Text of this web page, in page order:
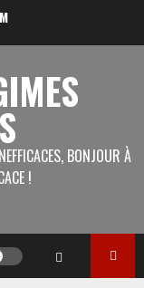
BONJOUR À
!